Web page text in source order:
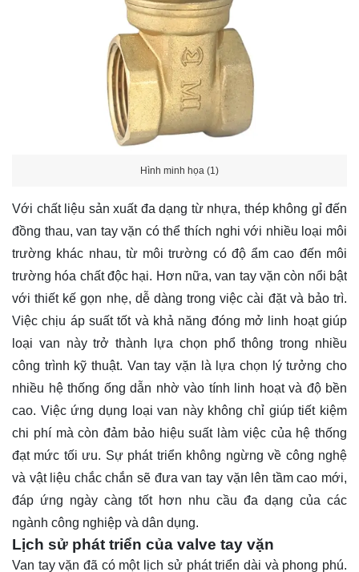
Hình minh họa (1)
Với chất liệu sản xuất đa dạng từ nhựa, thép không gỉ đến
đồng thau, van tay vặn có thể thích nghi với nhiều loại môi
trường khác nhau, từ môi trường có độ ẩm cao đến môi
trường hóa chất độc hại. Hơn nữa, van tay vặn còn nổi bật
với thiết kế gọn nhẹ, dễ dàng trong việc cài đặt và bảo trì.
Việc chịu áp suất tốt và khả năng đóng mở linh hoạt giúp
loại van này trở thành lựa chọn phổ thông trong nhiều
công trình kỹ thuật. Van tay vặn là lựa chọn lý tưởng cho
nhiều hệ thống ống dẫn nhờ vào tính linh hoạt và độ bền
cao. Việc ứng dụng loại van này không chỉ giúp tiết kiệm
chi phí mà còn đảm bảo hiệu suất làm việc của hệ thống
đạt mức tối ưu. Sự phát triển không ngừng về công nghệ
và vật liệu chắc chắn sẽ đưa van tay vặn lên tầm cao mới,
đáp ứng ngày càng tốt hơn nhu cầu đa dạng của các
ngành công nghiệp và dân dụng.
Lịch sử phát triển của valve tay vặn
Van tay vặn đã có một lịch sử phát triển dài và phong phú.